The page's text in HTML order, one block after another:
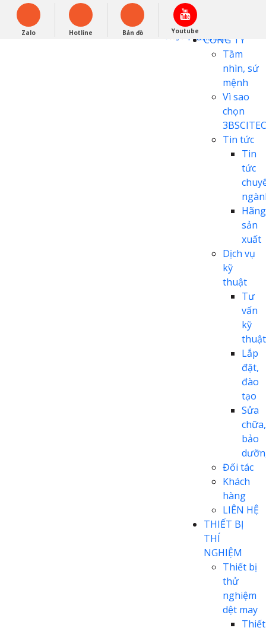
Powered by
Translate
English
0948279988
CÔNG TY
Tầm
nhìn, sứ
mệnh
Vì sao
chọn
Tin tức
Tin
tức
Hãng
sản
xuất
Dịch vụ
kỹ
thuật
Tư
vấn
kỹ
thuật
Lắp
đặt,
đào
tạo
Sửa
chữa,
bảo
Đối tác
Khách
hàng
LIÊN HỆ
THIẾT BỊ
THÍ
NGHIỆM
Thiết bị
thử
nghiệm
dệt may
Thiết
Zalo Hotline Bản đồ Youtube